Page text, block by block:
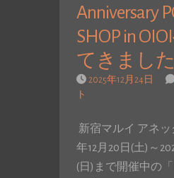
Anniversary
SHOP in
てきました
2025年12月24日
ト
新宿マルイ アネッ
年12月20日(土)～
(日)まで開催中の「